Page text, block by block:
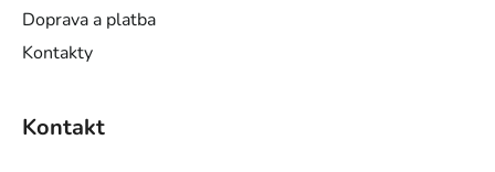
Doprava a platba
Kontakty
Kontakt